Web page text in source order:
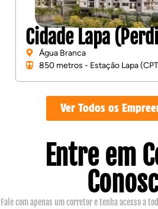
Cidade Lapa
Água Branca
850 metros - Estação Lapa
Ver Todos os
Entre em
Fale com apenas um corretor e tenha acesso a